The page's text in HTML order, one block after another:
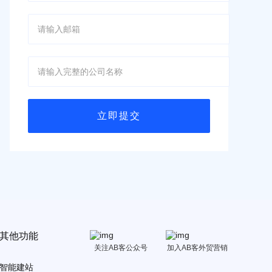
其他功能
智能建站
关注AB客公众号 加入AB客外贸营销